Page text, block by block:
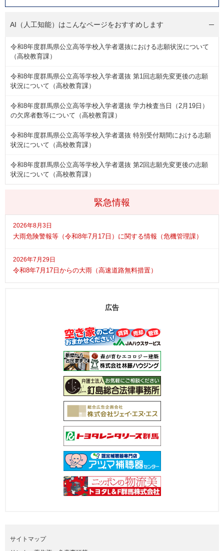
緊急情報
2026年8月3日
大雨危険警報等（令和8年7月17日）に関する情報（危機管理課）
2026年7月29日
令和8年7月17日からの大雨（高速道路無料措置）
AI（人工知能）はこんなページをおすすめします
令和8年度群馬県公立高等学校入学者選抜における志願状況について
（高校教育課）
令和8年度群馬県公立高等学校入学者選抜 第1回志願先変更後の志願
状況について（高校教育課）
令和8年度群馬県公立高等学校入学者選抜 学力検査当日（2月19日）
の欠席者数等について（高校教育課）
令和8年度群馬県公立高等学校入学者選抜 特別受付期間における志願
状況について（高校教育課）
令和8年度群馬県公立高等学校入学者選抜 第2回志願先変更後の志願
状況について（高校教育課）
広告
サイトマップ